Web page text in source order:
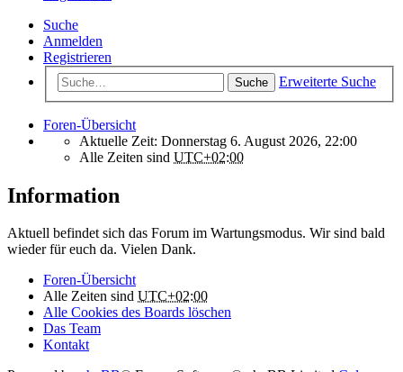
Suche
Anmelden
Registrieren
Suche Erweiterte Suche
Foren-Übersicht
Aktuelle Zeit: Donnerstag 6. August 2026, 22:00
Alle Zeiten sind UTC+02:00
Information
Aktuell befindet sich das Forum im Wartungsmodus. Wir sind bald
wieder für euch da. Vielen Dank.
Foren-Übersicht
Alle Zeiten sind UTC+02:00
Alle Cookies des Boards löschen
Das Team
Kontakt